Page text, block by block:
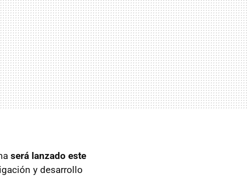
será lanzado este
y desarrollo